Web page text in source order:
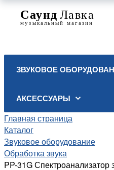
ЗВУКОВОЕ
АКСЕССУАРЫ
Главная страница
Каталог
Звуковое оборудование
Обработка звука
PP-31G Спектроанализатор